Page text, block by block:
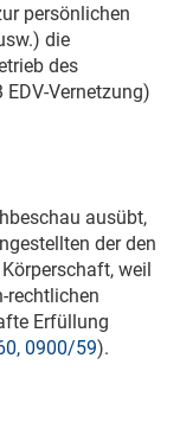
persönlichen
die
des
Vernetzung)
ausübt,
der den
weil
rechtlichen
Erfüllung
0900/59).